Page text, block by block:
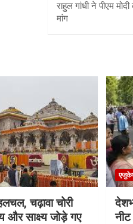
राहुल गांधी ने पीएम
मांग
चढ़ावा चोरी
और साक्ष्य जोड़े गए